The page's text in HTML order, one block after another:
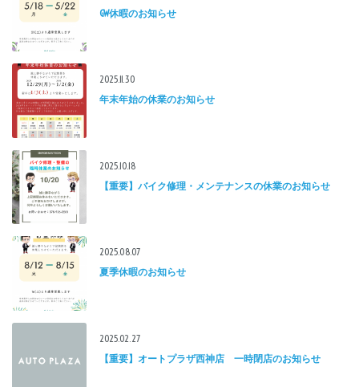
GW休暇のお知らせ
2025.11.30
年末年始の休業のお知らせ
2025.10.18
【重要】バイク修理・メンテナンスの休業のお知らせ
2025.08.07
夏季休暇のお知らせ
2025.02.27
【重要】オートプラザ西神店 一時閉店のお知らせ